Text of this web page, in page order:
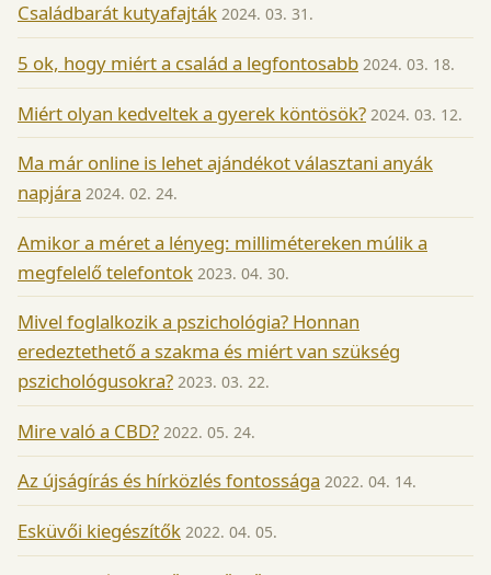
Családbarát kutyafajták 2024. 03. 31.
5 ok, hogy miért a család a legfontosabb 2024. 03. 18.
Miért olyan kedveltek a gyerek köntösök? 2024. 03. 12.
Ma már online is lehet ajándékot választani anyák
napjára 2024. 02. 24.
Amikor a méret a lényeg: millimétereken múlik a
megfelelő telefontok 2023. 04. 30.
Mivel foglalkozik a pszichológia? Honnan
eredeztethető a szakma és miért van szükség
pszichológusokra? 2023. 03. 22.
Mire való a CBD? 2022. 05. 24.
Az újságírás és hírközlés fontossága 2022. 04. 14.
Esküvői kiegészítők 2022. 04. 05.